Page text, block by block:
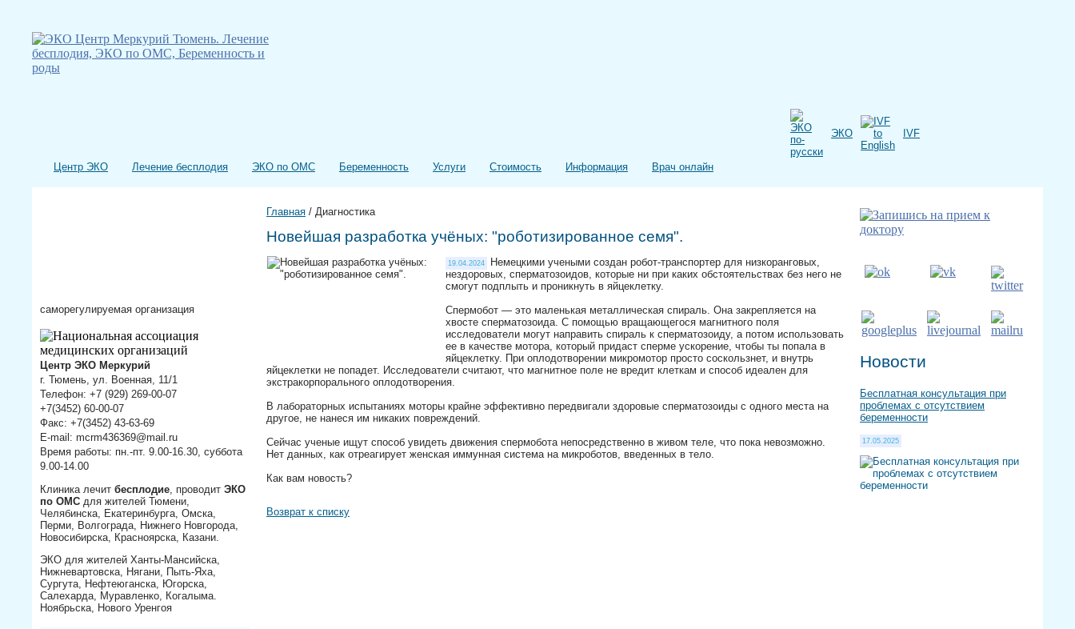
ЭКО IVF
Центр ЭКО Лечение бесплодия ЭКО по ОМС Беременность Услуги Стоимость Информация Врач онлайн
саморегулируемая организация
Центр ЭКО Меркурий
г. Тюмень, ул. Военная, 11/1
Телефон: +7 (929) 269-00-07
+7(3452) 60-00-07
Факс: +7(3452) 43-63-69
E-mail: mcrm436369@mail.ru
Время работы: пн.-пт. 9.00-16.30, суббота
9.00-14.00
Клиника лечит бесплодие , проводит ЭКО
по ОМС для жителей Тюмени,
Челябинска, Екатеринбурга, Омска,
Перми, Волгограда, Нижнего Новгорода,
Новосибирска, Красноярска, Казани.
ЭКО для жителей Ханты-Мансийска,
Нижневартовска, Нягани, Пыть-Яха,
Сургута, Нефтеюганска, Югорска,
Салехарда, Муравленко, Когалыма.
Ноябрьска, Нового Уренгоя
Главная / Диагностика
Новейшая разработка учёных: "роботизированное семя".
19.04.2024
Немецкими учеными создан робот-транспортер для низкоранговых,
нездоровых, сперматозоидов, которые ни при каких обстоятельствах без него не
смогут подплыть и проникнуть в яйцеклетку.⠀
Спермобот — это маленькая металлическая спираль. Она закрепляется на
хвосте сперматозоида. С помощью вращающегося магнитного поля
исследователи могут направить спираль к сперматозоиду, а потом использовать
ее в качестве мотора, который придаст сперме ускорение, чтобы ты попала в
яйцеклетку. При оплодотворении микромотор просто соскользнет, и внутрь
яйцеклетки не попадет. Исследователи считают, что магнитное поле не вредит клеткам и способ идеален для
экстракорпорального оплодотворения. ⠀
В лабораторных испытаниях моторы крайне эффективно передвигали здоровые сперматозоиды с одного места на
другое, не нанеся им никаких повреждений. ⠀
Сейчас ученые ищут способ увидеть движения спермобота непосредственно в живом теле, что пока невозможно.
Нет данных, как отреагирует женская иммунная система на микроботов, введенных в тело. ⠀
Как вам новость?
Возврат к списку
Новости
Бесплатная консультация при
проблемах с отсутствием
беременности
17.05.2025